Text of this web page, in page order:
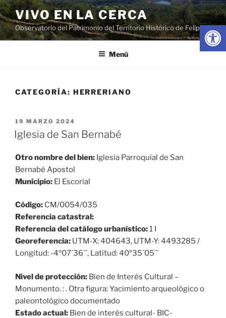
Abrir
Saltar
al
contenido
VIVO EN LA CERCA
Observatorio del Patrimonio del Territorio Histórico de Felipe II
Menú
CATEGORÍA: HERRERIANO
PUBLICADO
EL
19 MARZO 2024
Iglesia de San Bernabé
Otro nombre del bien: Iglesia Parroquial de San
Bernabé Apostol
Municipio: El Escorial
Código: CM/0054/035
Referencia catastral:
Referencia del catálogo urbanístico:1 I
Georeferencia: UTM-X: 404643, UTM-Y: 4493285 /
Longitud: -4º07´36´´, Latitud: 40º35´05´´
Nivel de protección: Bien de Interés Cultural –
Monumento. : . Otra figura: Yacimiento arqueológico o
paleontológico documentado
Estado actual: Bien de interés cultural- BIC-